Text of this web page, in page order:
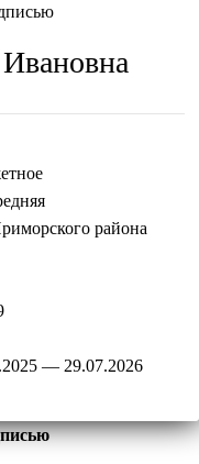
района
— 29.07.2026